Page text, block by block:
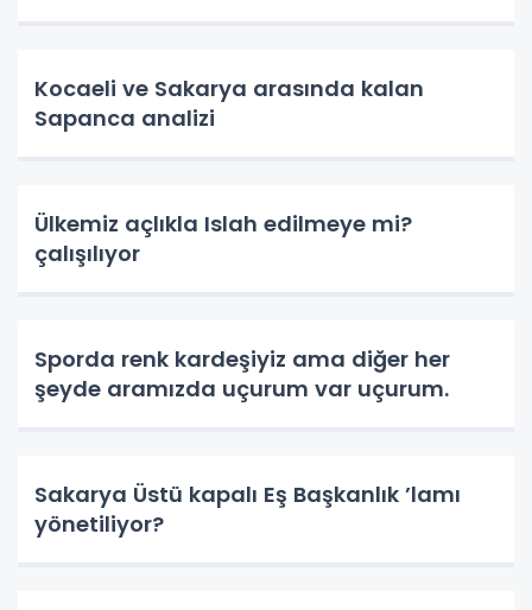
Kocaeli ve Sakarya arasında kalan
Sapanca analizi
Ülkemiz açlıkla Islah edilmeye mi?
çalışılıyor
Sporda renk kardeşiyiz ama diğer her
şeyde aramızda uçurum var uçurum.
Sakarya Üstü kapalı Eş Başkanlık ’lamı
yönetiliyor?